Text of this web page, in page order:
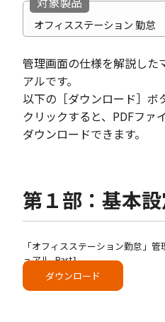
オフィスステーション 勤怠
管理画面の仕様を解説した
アルです。
以下の［ダウンロード］ボ
クリックすると、PDFファ
ダウンロードできます。
第１部：基本
「オフィスステーション勤怠」管
ュアル_Part1
ダウンロード